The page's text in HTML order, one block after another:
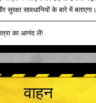
सुरक्षा सावधानियों के बारे में बताएगा।
का आनंद लें!
वाहन